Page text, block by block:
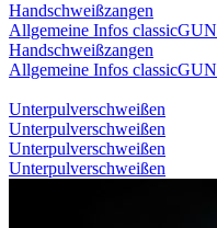
Handschweißzangen
Allgemeine Infos classicGUN
Handschweißzangen
Allgemeine Infos classicGUN
Unterpulverschweißen
Unterpulverschweißen
Unterpulverschweißen
Unterpulverschweißen